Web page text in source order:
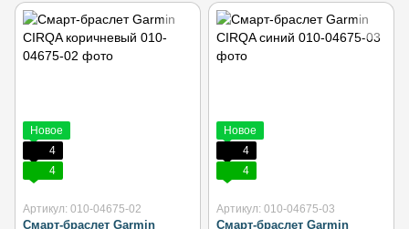
Новое
4
4
Артикул: 010-04675-02
Смарт-браслет Garmin
Новое
4
4
Артикул: 010-04675-03
Смарт-браслет Garmin